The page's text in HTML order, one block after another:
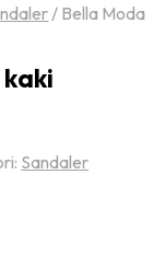
/ Bella Moda
Sandaler